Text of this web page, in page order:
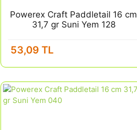
Powerex Craft Paddletail 16 cm
31,7 gr Suni Yem 128
53,09 TL